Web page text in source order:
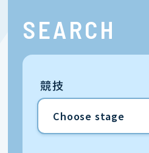
SEARCH
競技